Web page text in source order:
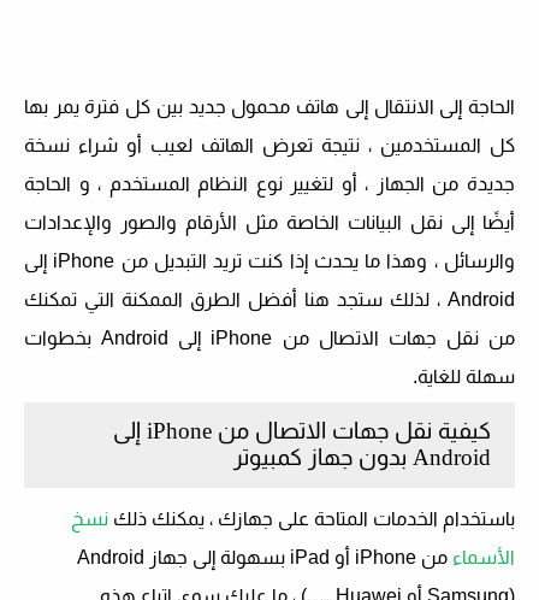
الحاجة إلى الانتقال إلى هاتف محمول جديد بين كل فترة يمر بها
كل المستخدمين ، نتيجة تعرض الهاتف لعيب أو شراء نسخة
جديدة من الجهاز ، أو لتغيير نوع النظام المستخدم ، و الحاجة
أيضًا إلى نقل البيانات الخاصة مثل الأرقام والصور والإعدادات
والرسائل ، وهذا ما يحدث إذا كنت تريد التبديل من iPhone إلى
Android ، لذلك ستجد هنا أفضل الطرق الممكنة التي تمكنك
من نقل جهات الاتصال من iPhone إلى Android بخطوات
سهلة للغاية.
كيفية نقل جهات الاتصال من iPhone إلى
Android بدون جهاز كمبيوتر
باستخدام الخدمات المتاحة على جهازك ، يمكنك ذلك نسخ
الأسماء
من iPhone أو iPad بسهولة إلى جهاز Android
(Samsung أو Huawei ….) ، ما عليك سوى اتباع هذه